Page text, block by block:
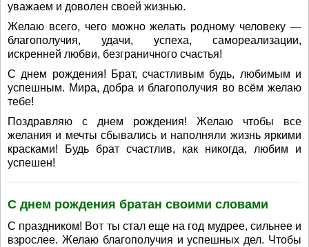
уважаем и доволен своей жизнью.
Желаю всего, чего можно желать родному человеку —
благополучия, удачи, успеха, самореализации,
искренней любви, безграничного счастья!
С днем рождения! Брат, счастливым будь, любимым и
успешным. Мира, добра и благополучия во всём желаю
тебе!
Поздравляю с днем рождения! Желаю чтобы все
желания и мечты сбывались и наполняли жизнь яркими
красками! Будь брат счастлив, как никогда, любим и
успешен!
С днем рождения братан своими словами
С праздником! Вот ты стал еще на год мудрее, сильнее и
взрослее. Желаю благополучия и успешных дел. Чтобы